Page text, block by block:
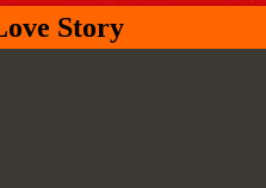
Story